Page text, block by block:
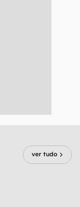
ver tudo